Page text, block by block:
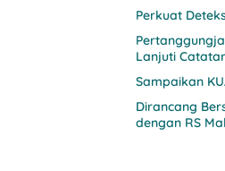
Lanjuti
Sampaikan
Dirancang
dengan RS